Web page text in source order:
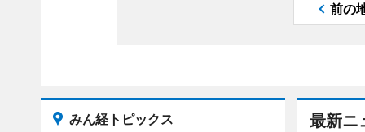
前の
最新ニ
みん経トピックス